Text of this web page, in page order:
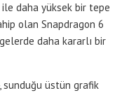
ile daha yüksek bir tepe
olan Snapdragon 6
daha kararlı bir
sunduğu üstün grafik